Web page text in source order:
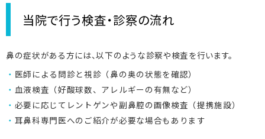
当院で行う検査・診察の流れ
鼻の症状がある方には、以下のような診察や検査を行います。
医師による問診と視診（鼻の奥の状態を確認）
血液検査（好酸球数、アレルギーの有無など）
必要に応じてレントゲンや副鼻腔の画像検査（提携施設）
耳鼻科専門医へのご紹介が必要な場合もあります